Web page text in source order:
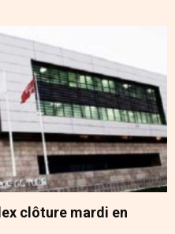
clôture mardi en